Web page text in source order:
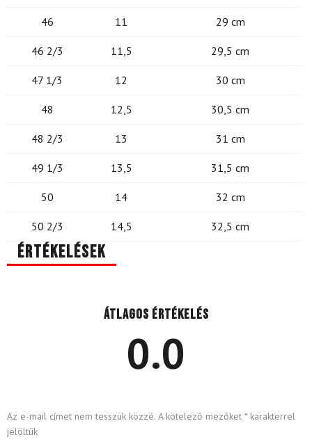
46 11 29 cm
46 2/3 11,5 29,5 cm
47 1/3 12 30 cm
48 12,5 30,5 cm
48 2/3 13 31 cm
49 1/3 13,5 31,5 cm
50 14 32 cm
50 2/3 14,5 32,5 cm
Értékelések
Átlagos értékelés
0.0
Az e-mail címet nem tesszük közzé. A kötelező mezőket *karakterrel
jelöltük